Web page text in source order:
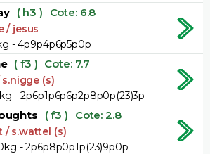
( h3 ) Cote: 6.8
/ jesus
- 4p9p4p6p5p0p
( f3 ) Cote: 7.7
(s)
- 2p6p1p6p6p2p8p0p(23)3p
( f3 ) Cote: 2.8
/ s.wattel (s)
- 2p6p8p0p1p(23)9p0p